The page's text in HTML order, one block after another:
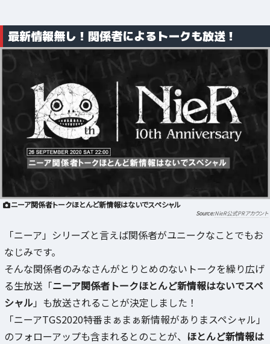
最新情報無し！関係者によるトークも放送！
ニーア関係者トークほとんど新情報はないでスペシャル
NieR公式PRアカウント
「ニーア」シリーズと言えば関係者がユニークなことでもお
なじみです。
そんな関係者のみなさんがとりとめのないトークを繰り広げ
る生放送「ニーア関係者トークほとんど新情報はないでスペ
シャル」も放送されることが決定しました！
「ニーアTGS2020特番まぁまぁ新情報がありまスペシャル」
のフォローアップも含まれるとのことが、 ほとんど新情報は